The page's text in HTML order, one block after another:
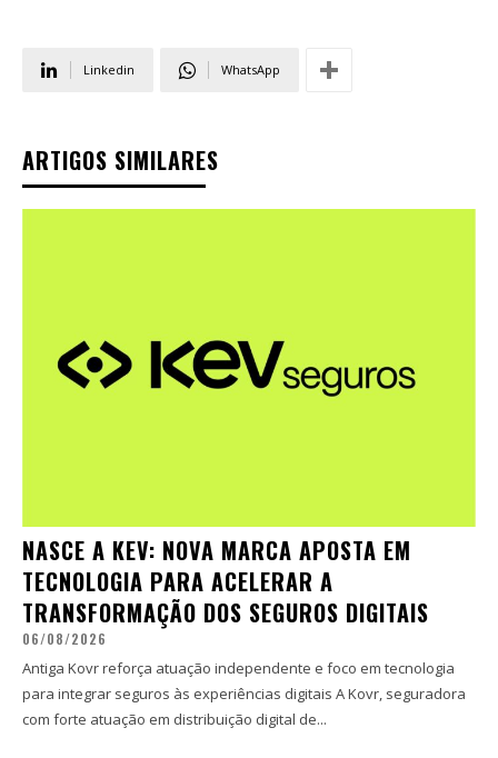
Linkedin WhatsApp
ARTIGOS SIMILARES
NASCE A KEV: NOVA MARCA APOSTA EM
TECNOLOGIA PARA ACELERAR A
TRANSFORMAÇÃO DOS SEGUROS DIGITAIS
06/08/2026
Antiga Kovr reforça atuação independente e foco em tecnologia
para integrar seguros às experiências digitais A Kovr, seguradora
com forte atuação em distribuição digital de...